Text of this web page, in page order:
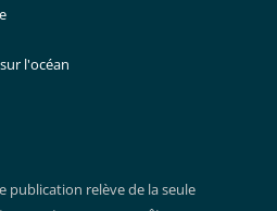
l'océan
publication relève de la seule